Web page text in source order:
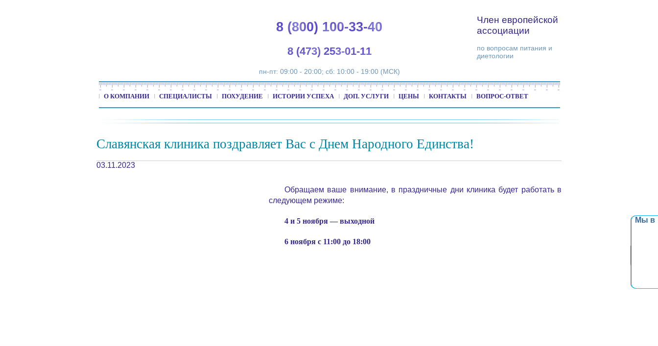
Мы в
8 (800) 100-33-40
8 (473) 253-01-11
пн-пт: 09:00 - 20:00; сб: 10:00 - 19:00 (МСК)
Член европейской
ассоциации
по вопросам питания и
диетологии
О КОМПАНИИ СПЕЦИАЛИСТЫ ПОХУДЕНИЕ ИСТОРИИ УСПЕХА ДОП. УСЛУГИ ЦЕНЫ КОНТАКТЫ ВОПРОС-ОТВЕТ
Славянская клиника поздравляет Вас с Днем Народного Единства!
03.11.2023
Обращаем ваше внимание, в праздничные дни клиника будет работать в
следующем режиме:
4 и 5 ноября — выходной
6 ноября с 11:00 до 18:00